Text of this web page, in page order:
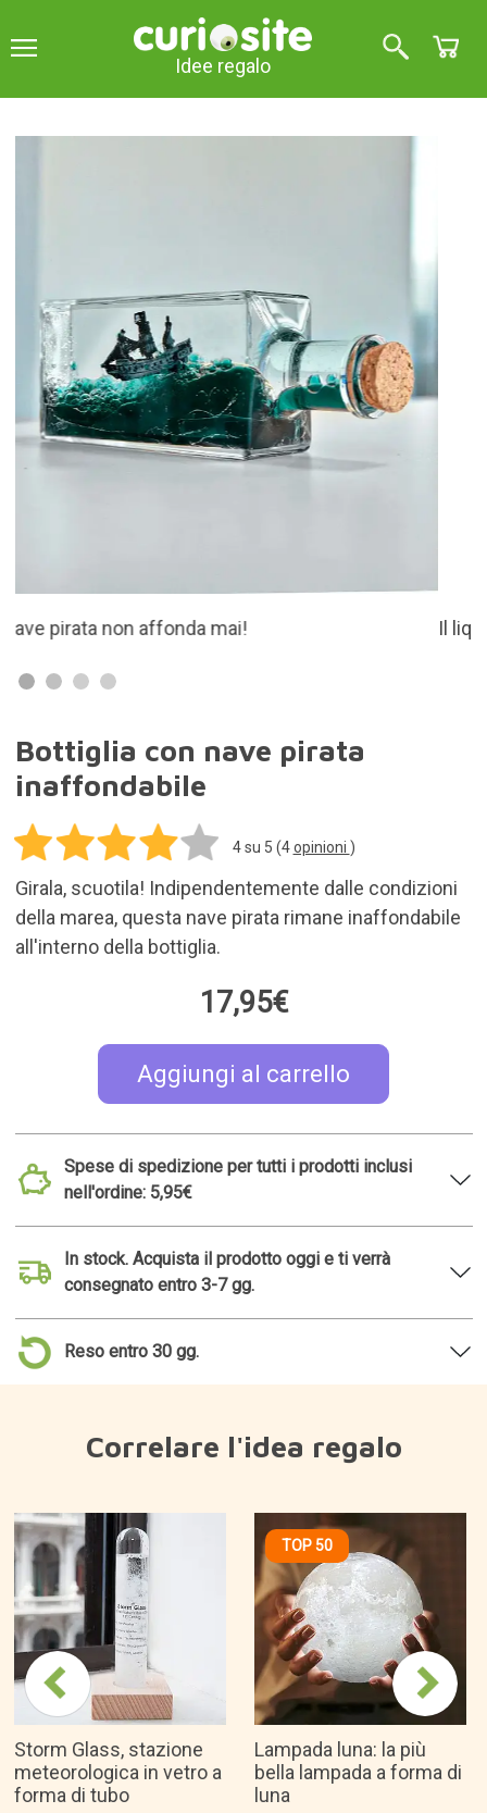
Idee regalo
Il liquido interno è costituito da acqua e olio minerale.
Bottiglia con nave pirata
inaffondabile
4su 5 (4 opinioni )
Girala, scuotila! Indipendentemente dalle condizioni
della marea, questa nave pirata rimane inaffondabile
all'interno della bottiglia.
17,95€
Aggiungi al carrello
Spese di spedizione per tutti i prodotti inclusi
nell'ordine: 5,95€
In stock. Acquista il prodotto oggi e ti verrà
consegnato entro 3-7 gg.
Reso entro 30 gg.
Correlare l'idea regalo
Storm Glass, stazione
meteorologica in vetro a
forma di tubo
TOP 50
Lampada luna: la più
bella lampada a forma di
luna